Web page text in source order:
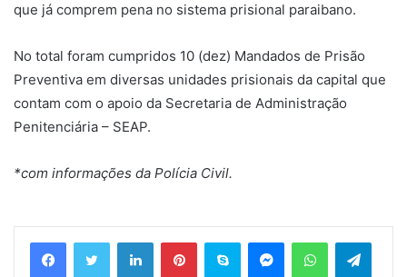
que já comprem pena no sistema prisional paraibano.
No total foram cumpridos 10 (dez) Mandados de Prisão
Preventiva em diversas unidades prisionais da capital que
contam com o apoio da Secretaria de Administração
Penitenciária – SEAP.
*com informações da Polícia Civil.